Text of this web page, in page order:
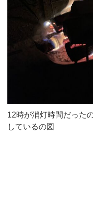
12時が消灯時間だった
しているの図